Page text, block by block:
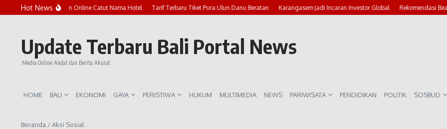
Lewati ke konten
Hot News
Marak Penipuan Online Catut Nama Hotel Tarif Terbaru Tiket Pura Ulun Danu Beratan Karangasem Jadi Incaran Investor Global Rekomendasi
Update Terbaru Bali Portal News
Media Online Andal dan Berita Akurat
HOME BALI EKONOMI GAYA PERISTIWA HUKUM MULTIMEDIA NEWS PARIWISATA PENDIDIKAN POLITIK SOSBUD
Beranda /Aksi Sosial